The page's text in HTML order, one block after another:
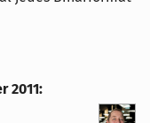
2011: